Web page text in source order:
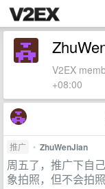
V2EX
+08:00
推广 • ZhuWenJian
周五了，推广下自
象拍照，但不会拍